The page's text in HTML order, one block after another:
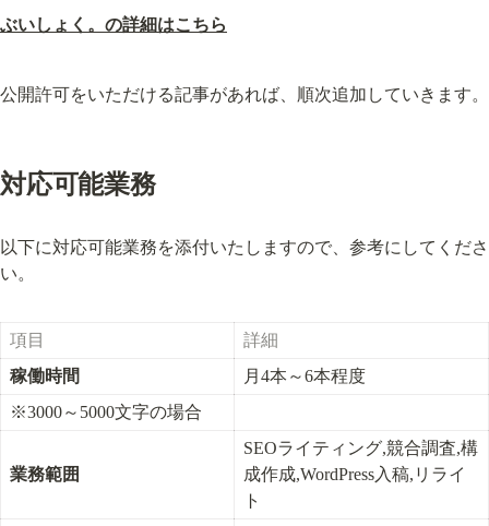
ぶいしょく。の詳細はこちら
公開許可をいただける記事があれば、順次追加していきます。
対応可能業務
以下に対応可能業務を添付いたしますので、参考にしてくださ
い。
項目
詳細
稼働時間
月4本～6本程度
※3000～5000文字の場合
業務範囲
SEOライティング,競合調査,構
成作成,WordPress入稿,リライ
ト